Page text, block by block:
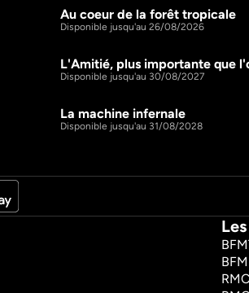
S8 E4
Au coeur de la forêt tropicale
Disponible jusqu'au 26/08/2026
S9 E20
L'Amitié, plus importante que
Disponible jusqu'au 30/08/2027
S10 E4
La machine infernale
Disponible jusqu'au 31/08/2028
RMC